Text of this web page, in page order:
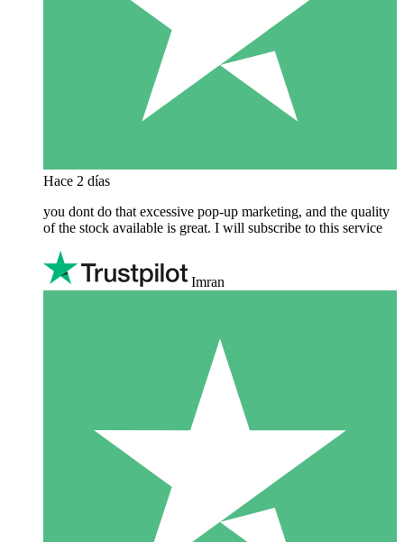
Hace 2 días
you dont do that excessive pop-up marketing, and the quality
of the stock available is great. I will subscribe to this service
Imran